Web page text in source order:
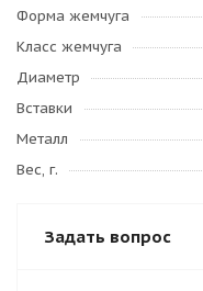
Форма жемчуга
Класс жемчуга
Диаметр
Вставки
Металл
Вес, г.
Задать вопрос